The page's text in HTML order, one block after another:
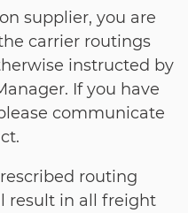
supplier, you are
carrier routings
instructed by
If you have
communicate
routing
result in all freight